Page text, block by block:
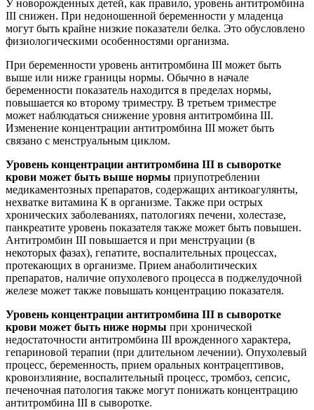
У новорожденных детей, как правило, уровень антитромбина
III снижен. При недоношенной беременности у младенца
могут быть крайне низкие показатели белка. Это обусловлено
физиологическими особенностями организма.
При беременности уровень антитромбина III может быть
выше или ниже границы нормы. Обычно в начале
беременности показатель находится в пределах нормы,
повышается ко второму триместру. В третьем триместре
может наблюдаться снижение уровня антитромбина III.
Изменение концентрации антитромбина III может быть
связано с менструальным циклом.
Уровень концентрации антитромбина III в сыворотке
крови может быть выше нормы приупотреблении
медикаментозных препаратов, содержащих антикоагулянты,
нехватке витамина К в организме. Также при острых
хронических заболеваниях, патологиях печени, холестазе,
панкреатите уровень показателя также может быть повышен.
Антитромбин III повышается и при менструации (в
некоторых фазах), гепатите, воспалительных процессах,
протекающих в организме. Прием анаболитических
препаратов, наличие опухолевого процесса в поджелудочной
железе может также повышать концентрацию показателя.
Уровень концентрации антитромбина III в сыворотке
крови может быть ниже нормы при хронической
недостаточности антитромбина III врожденного характера,
гепариновой терапии (при длительном лечении). Опухолевый
процесс, беременность, прием оральных контрацептивов,
кровоизлияние, воспалительный процесс, тромбоз, сепсис,
печеночная патология также могут понижать концентрацию
антитромбина III в сыворотке.